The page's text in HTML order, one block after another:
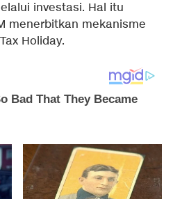
investasi. Hal itu
menerbitkan mekanisme
Holiday.